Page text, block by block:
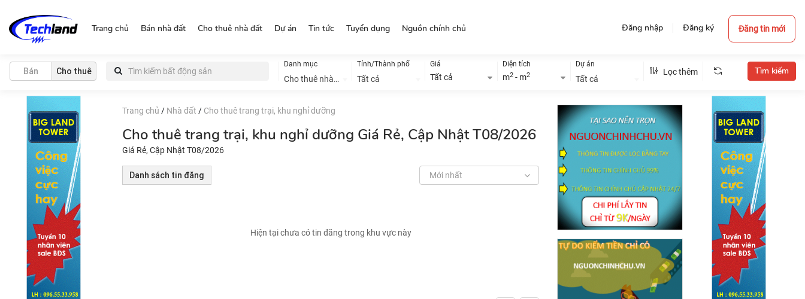
Đăng nhập Đăng ký Đăng tin mới
Trang chủ Bán nhà đất Cho thuê nhà đất Dự án Tin tức Tuyển dụng Nguồn chính chủ
Bán Cho thuê
Danh mục
Cho thuê nhà đất
Tỉnh/Thành phố
Tất cả
Giá
Tất cả
Diện tích
m2 - m2
Dự án
Tất cả
Lọc thêm
Trang chủ / Nhà đất / Cho thuê trang trại, khu nghỉ dưỡng
Cho thuê trang trại, khu nghỉ dưỡng Giá Rẻ, Cập Nhật T08/2026
Giá Rẻ, Cập Nhật T08/2026
Danh sách tin đăng Mới nhất
Hiện tại chưa có tin đăng trong khu vực này